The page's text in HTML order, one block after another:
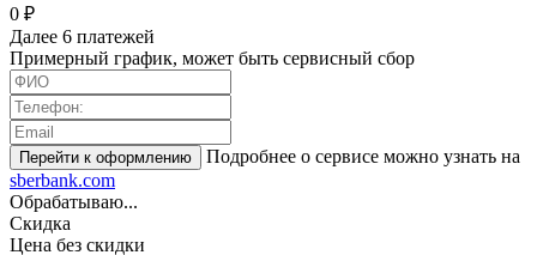
0 ₽
Далее 6 платежей
Примерный график, может быть сервисный сбор
Подробнее о сервисе можно узнать на
sberbank.com
Обрабатываю...
Скидка
Цена без скидки